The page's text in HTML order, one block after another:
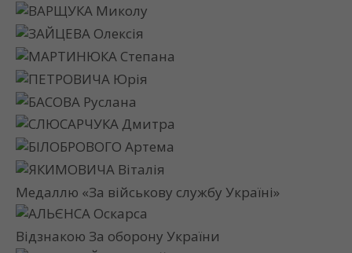
ВАРЩУКА Миколу
ЗАЙЦЕВА Олексія
МАРТИНЮКА Степана
ПЕТРОВИЧА Юрія
БАСОВА Руслана
СЛЮСАРЧУКА Дмитра
БІЛОБРОВОГО Артема
ЯКИМОВИЧА Віталія
Медаллю «За військову службу Україні»
АЛЬЄНСА Оскарса
Відзнакою За оборону України